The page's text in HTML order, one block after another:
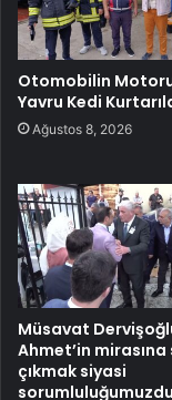
Otomobilin
Yavru Kedi
Ağustos 8, 2026
Müsavat
Ahmet’in
çıkmak siyasi